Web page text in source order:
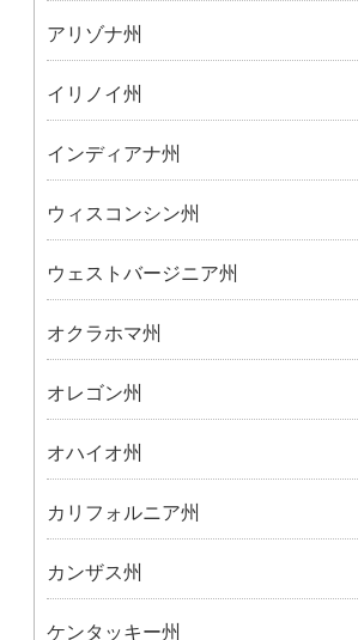
アリゾナ州
イリノイ州
インディアナ州
ウィスコンシン州
ウェストバージニア州
オクラホマ州
オレゴン州
オハイオ州
カリフォルニア州
カンザス州
ケンタッキー州